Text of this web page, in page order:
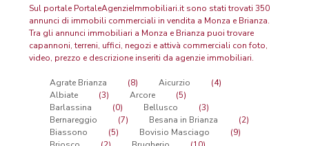
Sul portale PortaleAgenzieImmobiliari.it sono stati trovati 350
annunci di immobili commerciali in vendita a Monza e Brianza.
Tra gli annunci immobiliari a Monza e Brianza puoi trovare
capannoni, terreni, uffici, negozi e attivà commerciali con foto,
video, prezzo e descrizione inseriti da agenzie immobiliari.
Agrate Brianza (8) Aicurzio
(4)
Albiate
(3) Arcore
(5)
Barlassina
(0) Bellusco
(3)
Bernareggio
(7) Besana in Brianza
(2)
Biassono
(5) Bovisio Masciago
(9)